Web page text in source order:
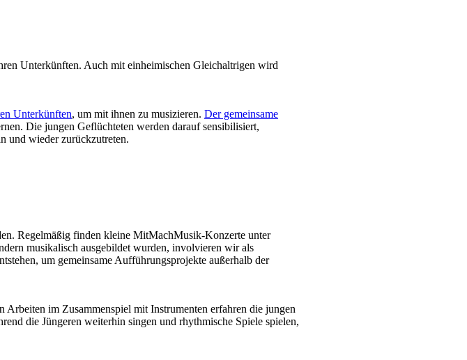
Unterkünften. Auch mit einheimischen Gleichaltrigen wird
Unterkünften, um mit ihnen zu musizieren. Der gemeinsame
Die jungen Geflüchteten werden darauf sensibilisiert,
und wieder zurückzutreten.
Regelmäßig finden kleine MitMachMusik-Konzerte unter
musikalisch ausgebildet wurden, involvieren wir als
um gemeinsame Aufführungsprojekte außerhalb der
im Zusammenspiel mit Instrumenten erfahren die jungen
die Jüngeren weiterhin singen und rhythmische Spiele spielen,